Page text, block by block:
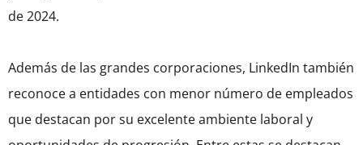
de 2024.
Además de las grandes corporaciones, LinkedIn también
reconoce a entidades con menor número de empleados
que destacan por su excelente ambiente laboral y